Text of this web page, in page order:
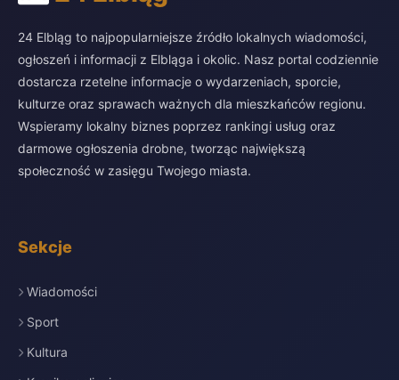
24 Elbląg to najpopularniejsze źródło lokalnych wiadomości,
ogłoszeń i informacji z Elbląga i okolic. Nasz portal codziennie
dostarcza rzetelne informacje o wydarzeniach, sporcie,
kulturze oraz sprawach ważnych dla mieszkańców regionu.
Wspieramy lokalny biznes poprzez rankingi usług oraz
darmowe ogłoszenia drobne, tworząc największą
społeczność w zasięgu Twojego miasta.
Sekcje
Wiadomości
Sport
Kultura